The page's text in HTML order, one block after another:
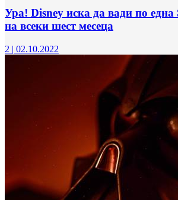
Ура! Disney иска да вади по
на всеки шест месеца
2 | 02.10.2022